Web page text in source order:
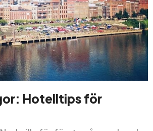
Hotelltips för